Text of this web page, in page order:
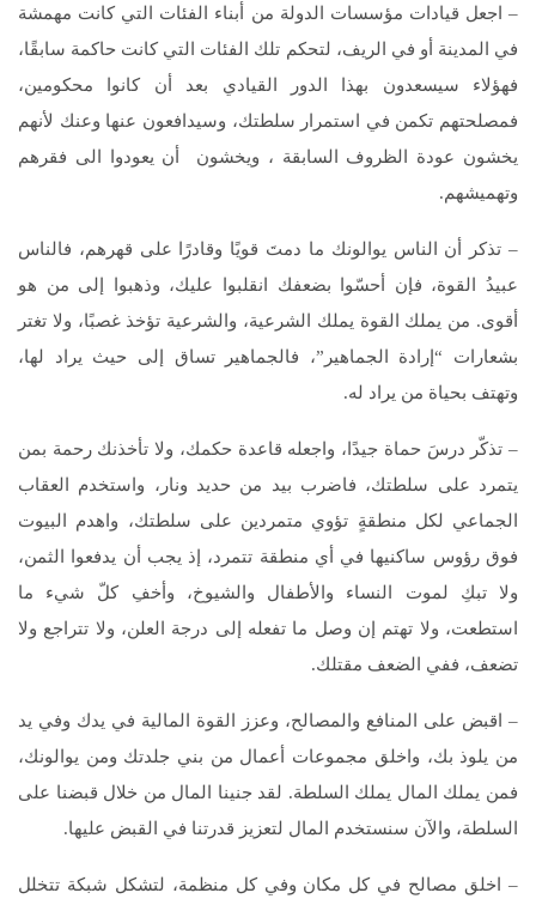
– اجعل قيادات مؤسسات الدولة من أبناء الفئات التي كانت مهمشة
في المدينة أو في الريف، لتحكم تلك الفئات التي كانت حاكمة سابقًا،
فهؤلاء سيسعدون بهذا الدور القيادي بعد أن كانوا محكومين،
فمصلحتهم تكمن في استمرار سلطتك، وسيدافعون عنها وعنك لأنهم
يخشون عودة الظروف السابقة ، ويخشون أن يعودوا الى فقرهم
وتهميشهم.
– تذكر أن الناس يوالونك ما دمتَ قويًا وقادرًا على قهرهم، فالناس
عبيدُ القوة، فإن أحسّوا بضعفك انقلبوا عليك، وذهبوا إلى من هو
أقوى. من يملك القوة يملك الشرعية، والشرعية تؤخذ غصبًا، ولا تغتر
بشعارات “إرادة الجماهير”، فالجماهير تساق إلى حيث يراد لها،
وتهتف بحياة من يراد له.
– تذكّر درسَ حماة جيدًا، واجعله قاعدة حكمك، ولا تأخذنك رحمة بمن
يتمرد على سلطتك، فاضرب بيد من حديد ونار، واستخدم العقاب
الجماعي لكل منطقةٍ تؤوي متمردين على سلطتك، واهدم البيوت
فوق رؤوس ساكنيها في أي منطقة تتمرد، إذ يجب أن يدفعوا الثمن،
ولا تبكِ لموت النساء والأطفال والشيوخ، وأخفِ كلّ شيء ما
استطعت، ولا تهتم إن وصل ما تفعله إلى درجة العلن، ولا تتراجع ولا
تضعف، ففي الضعف مقتلك.
– اقبض على المنافع والمصالح، وعزز القوة المالية في يدك وفي يد
من يلوذ بك، واخلق مجموعات أعمال من بني جلدتك ومن يوالونك،
فمن يملك المال يملك السلطة. لقد جنينا المال من خلال قبضنا على
السلطة، والآن سنستخدم المال لتعزيز قدرتنا في القبض عليها.
– اخلق مصالح في كل مكان وفي كل منظمة، لتشكل شبكة تتخلل